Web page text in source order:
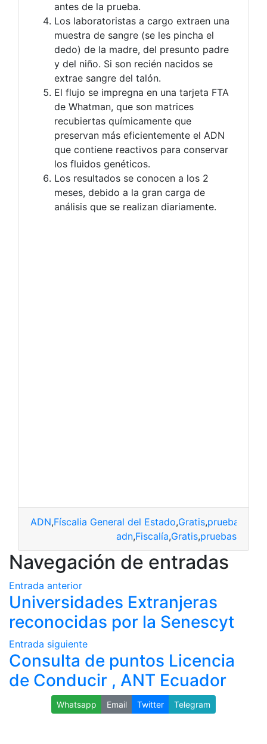
antes de la prueba.
Los laboratoristas a cargo extraen una
muestra de sangre (se les pincha el
dedo) de la madre, del presunto padre
y del niño. Si son recién nacidos se
extrae sangre del talón.
El flujo se impregna en una tarjeta FTA
de Whatman, que son matrices
recubiertas químicamente que
preservan más eficientemente el ADN
que contiene reactivos para conservar
los fluidos genéticos.
Los resultados se conocen a los 2
meses, debido a la gran carga de
análisis que se realizan diariamente.
ADN,Físcalia General del Estado,Gratis,prueba
adn,Fiscalía,Gratis,pruebas
Navegación de entradas
Entrada anterior
Universidades Extranjeras
reconocidas por la Senescyt
Entrada siguiente
Consulta de puntos Licencia
de Conducir , ANT Ecuador
Whatsapp Email Twitter Telegram